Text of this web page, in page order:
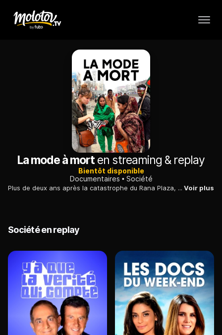
La mode à morten streaming & replay
Bientôt disponible
Documentaires
Société
Plus de deux ans après la catastrophe du Rana Plaza, à Dacca, une enquête sur les conditions de travail dans l'industrie textile au Bangladesh. Voir plus
Société en replay